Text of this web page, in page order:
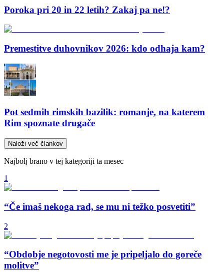
Poroka pri 20 in 22 letih? Zakaj pa ne!?
Premestitve duhovnikov 2026: kdo odhaja kam?
Pot sedmih rimskih bazilik: romanje, na katerem
Rim spoznate drugače
Naloži več člankov
Najbolj brano v tej kategoriji ta mesec
1
“Če imaš nekoga rad, se mu ni težko posvetiti”
2
“Obdobje negotovosti me je pripeljalo do goreče
molitve”